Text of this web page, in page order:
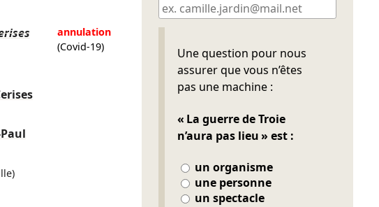
annulation
(Covid-19)
Une question pour nous
assurer que vous n’êtes
pas une machine :
« La guerre de Troie
n’aura pas lieu » est :
un organisme
une personne
un spectacle
Ne pas remplir